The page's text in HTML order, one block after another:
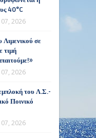
40°C
2026
σε
τιμή
2026
του Λ.Σ.-
Ποινικό
2026